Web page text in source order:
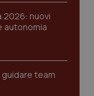
2026: nuovi
autonomia
team